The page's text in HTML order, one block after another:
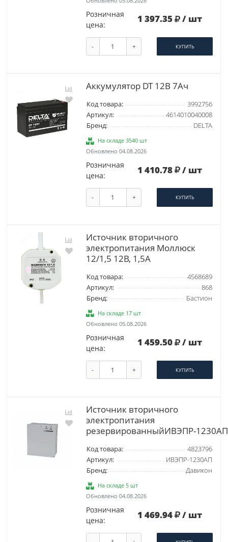
Розничная
цена:
1 397.35 / шт
- + КУПИТЬ
Аккумулятор DT 12В 7Ач
Код товара:
3992756
Артикул:
4614010040008
Бренд:
DELTA
На складе 3540 шт
Обновлено 04.08.2026
Розничная
цена:
1 410.78 / шт
- + КУПИТЬ
Источник вторичного
электропитания Моллюск
12/1,5 12В, 1,5А
Код товара:
4568689
Артикул:
868
Бренд:
Бастион
На складе 17 шт
Обновлено 05.08.2026
Розничная
цена:
1 459.50 / шт
- + КУПИТЬ
Источник вторичного
электропитания
резервированныйИВЭПР-1230АП
Код товара:
4823796
Артикул:
ИВЭПР-1230АП
Бренд:
Давикон
На складе 5 шт
Обновлено 04.08.2026
Розничная
цена:
1 469.94 / шт